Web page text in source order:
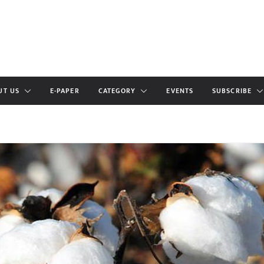
US E-PAPER CATEGORY EVENTS SUBSCRIBE